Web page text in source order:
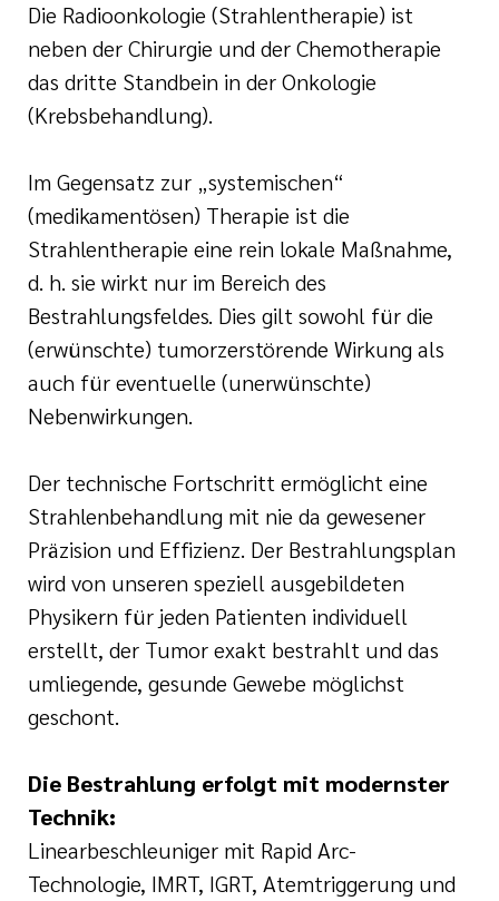
in
digital -
Die Radioonkologie (Strahlentherapie) ist
neben der Chirurgie und der Chemotherapie
das dritte Standbein in der Onkologie
(Krebsbehandlung).
Im Gegensatz zur „systemischen“
(medikamentösen) Therapie ist die
Strahlentherapie eine rein lokale Maßnahme,
d. h. sie wirkt nur im Bereich des
Bestrahlungsfeldes. Dies gilt sowohl für die
(erwünschte) tumorzerstörende Wirkung als
auch für eventuelle (unerwünschte)
Nebenwirkungen.
Der technische Fortschritt ermöglicht eine
Strahlenbehandlung mit nie da gewesener
Präzision und Effizienz. Der Bestrahlungsplan
wird von unseren speziell ausgebildeten
Physikern für jeden Patienten individuell
erstellt, der Tumor exakt bestrahlt und das
umliegende, gesunde Gewebe möglichst
geschont.
Die Bestrahlung erfolgt mit modernster
Technik:
Linearbeschleuniger mit Rapid Arc-
Technologie, IMRT, IGRT, Atemtriggerung und